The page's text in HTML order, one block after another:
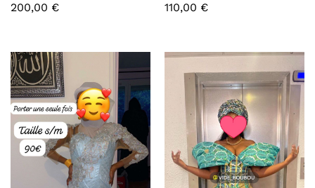
200,00 € 110,00 €